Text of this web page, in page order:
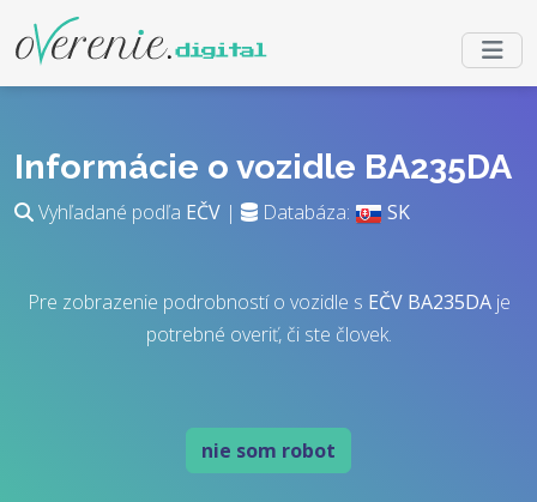
Informácie o vozidle BA235DA
Vyhľadané podľa EČV | Databáza: SK
Pre zobrazenie podrobností o vozidle s EČV BA235DAje
potrebné overiť, či ste človek.
nie som robot